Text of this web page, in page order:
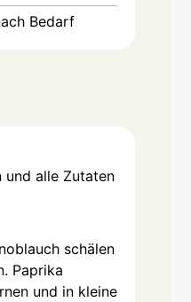
Bedarf
und alle Zutaten
schälen
Paprika
und in kleine